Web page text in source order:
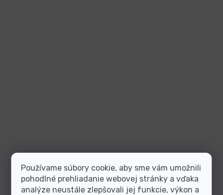
Používame súbory cookie, aby sme vám umožnili
pohodlné prehliadanie webovej stránky a vďaka
analýze neustále zlepšovali jej funkcie, výkon a